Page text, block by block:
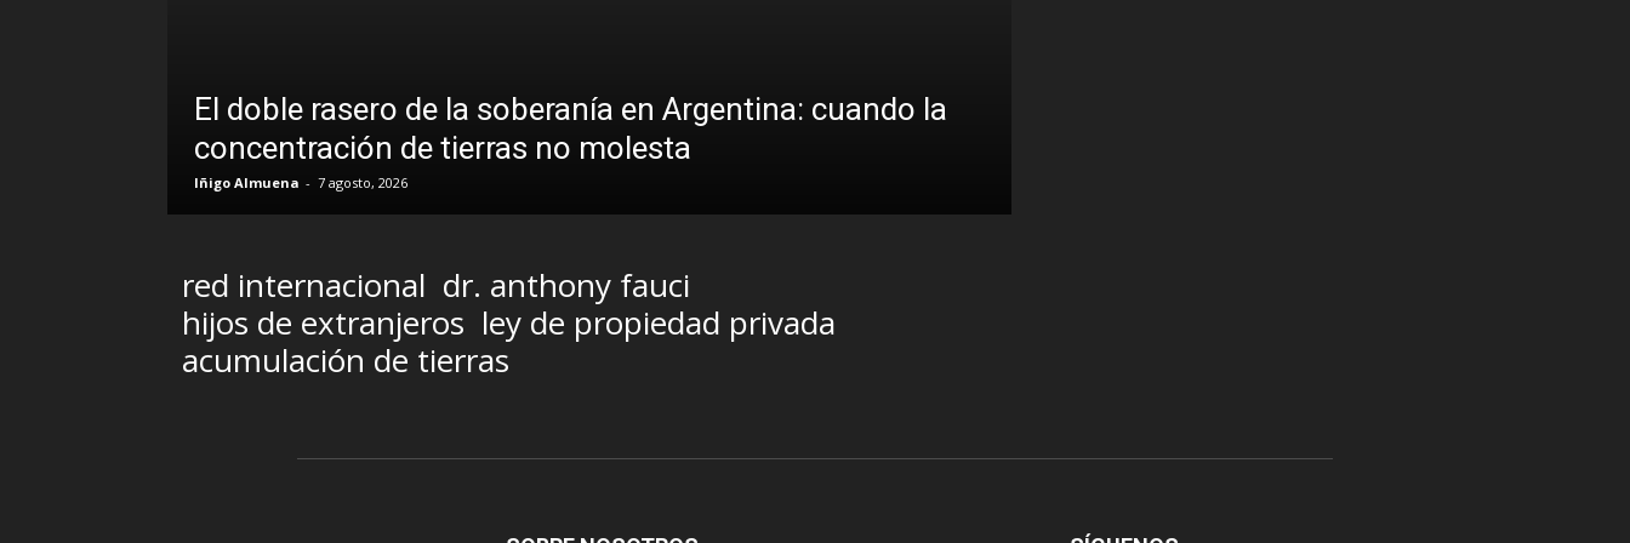
El doble rasero de la soberanía en Argentina: cuando la
concentración de tierras no molesta
Iñigo Almuena - 7 agosto, 2026
red internacional dr. anthony fauci
hijos de extranjeros ley de propiedad privada
acumulación de tierras